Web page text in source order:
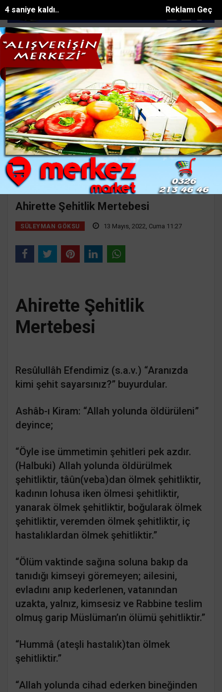
Reklamı Geç
3 saniye kaldı..
yangın paniği: 5 kişi dumandan etk... Seyir halindeyken aniden
Ana Sayfa Yazarlar Süleyman GÖKSU
SÜLEYMAN GÖKSU
Mail:suleymangoksu@gmail.com
Ahirette Şehitlik Mertebesi
SÜLEYMAN GÖKSU 13 Mayıs, 2022, Cuma 11:27
Ahirette Şehitlik
Mertebesi
Resûlullâh Efendimiz (s.a.v.) “Aranızda
kimi şehit sayarsınız?” buyurdular.
Ashâb-ı Kiram: “Allah yolunda öldürüleni”
deyince;
“Öyle ise ümmetimin şehitleri pek azdır.
(Halbuki) Allah yolunda öldürülmek
şehitliktir, tâûn(veba)dan ölmek şehitliktir,
kadının lohusa iken ölmesi şehitliktir,
yanarak ölmek şehitliktir, boğularak ölmek
şehitliktir, veremden ölmek şehitliktir, iç
hastalıklardan ölmek şehitliktir.”
“Ölüm vaktinde sağına soluna bakıp da
tanıdığı kimseyi göremeyen; ailesini,
evladını anıp kederlenen, vatanından
uzakta, yalnız, kimsesiz ve Rabbine teslim
olmuş garip Müslüman’ın ölümü şehitliktir.”
“Hummâ (ateşli hastalık)tan ölmek
şehitliktir.”
“Allah yolunda cihad ederken bineğinden